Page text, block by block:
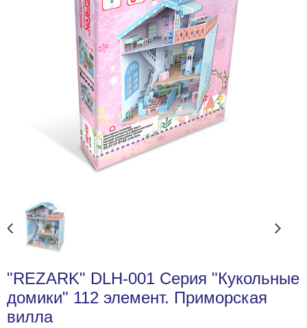
"REZARK" DLH-001 Серия "Кукольные
домики" 112 элемент. Приморская
вилла